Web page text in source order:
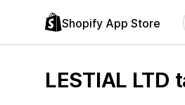
Shopify App Store
LESTIAL